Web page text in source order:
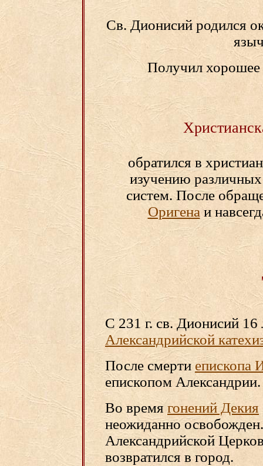
Св. Дионисий родился
Получил хорошее
обратился в
изучению
систем. После
Оригена и
С 231 г. св. Дионисий 16
Александрийской
После смертиепископа
епископом Александрии.
Во время гонений Декия
неожиданно
Александрийской
возвратился в город.